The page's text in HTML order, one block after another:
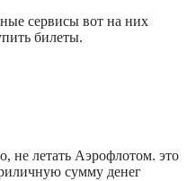
сервисы вот на них
билеты.
не летать Аэрофлотом. это
сумму денег